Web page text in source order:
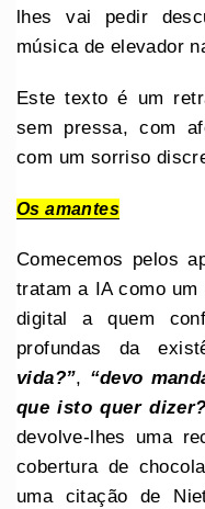
lhes vai pedir
música de elevador
Este texto é um
sem pressa, com
com um sorriso
Os amantes
Comecemos pelos
tratam a IA como
digital a quem
profundas da
vida?”, “devo
que isto quer
devolve-lhes uma
cobertura de
uma citação de